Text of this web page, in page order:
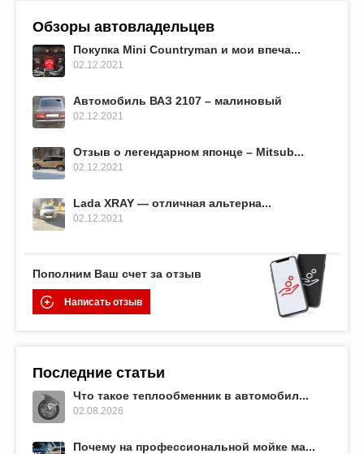
Обзоры автовладельцев
Покупка Mini Countryman и мои впеча...
02.12.2021
Автомобиль ВАЗ 2107 – малиновый
02.12.2021
Отзыв о легендарном японце – Mitsub...
02.12.2021
Lada XRAY — отличная альтерна...
02.12.2021
Пополним Ваш счет за отзыв
Написать отзыв
Последние статьи
Что такое теплообменник в автомобил...
02.08.2026
Почему на профессиональной мойке ма...